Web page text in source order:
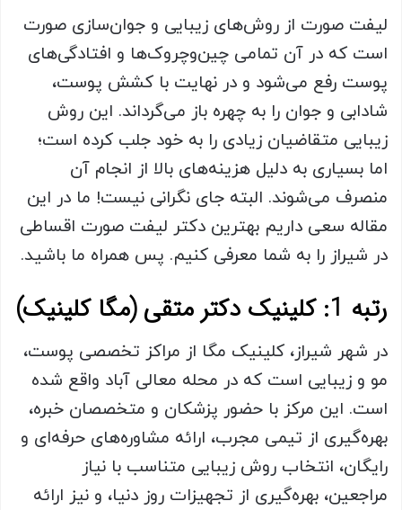
لیفت صورت از روش‌های زیبایی و جوان‌سازی صورت
است که در آن تمامی چین‌وچروک‌ها و افتادگی‌های
پوست رفع می‌شود و در نهایت با کشش پوست،
شادابی و جوان را به چهره باز می‌گرداند. این روش
زیبایی متقاضیان زیادی را به خود جلب کرده است؛
اما بسیاری به دلیل هزینه‌های بالا از انجام آن
منصرف می‌شوند. البته جای نگرانی نیست! ما در این
مقاله سعی داریم بهترین دکتر لیفت صورت اقساطی
در شیراز را به شما معرفی کنیم. پس همراه ما باشید.
رتبه 1: کلینیک دکتر متقی (مگا کلینیک)
در شهر شیراز، کلینیک مگا از مراکز تخصصی پوست،
مو و زیبایی است که در محله معالی آباد واقع شده
است. این مرکز با حضور پزشکان و متخصصان خبره،
بهره‌گیری از تیمی مجرب، ارائه مشاوره‌های حرفه‌ای و
رایگان، انتخاب روش‌ زیبایی متناسب با نیاز
مراجعین، بهره‌گیری از تجهیزات روز دنیا، و نیز ارائه